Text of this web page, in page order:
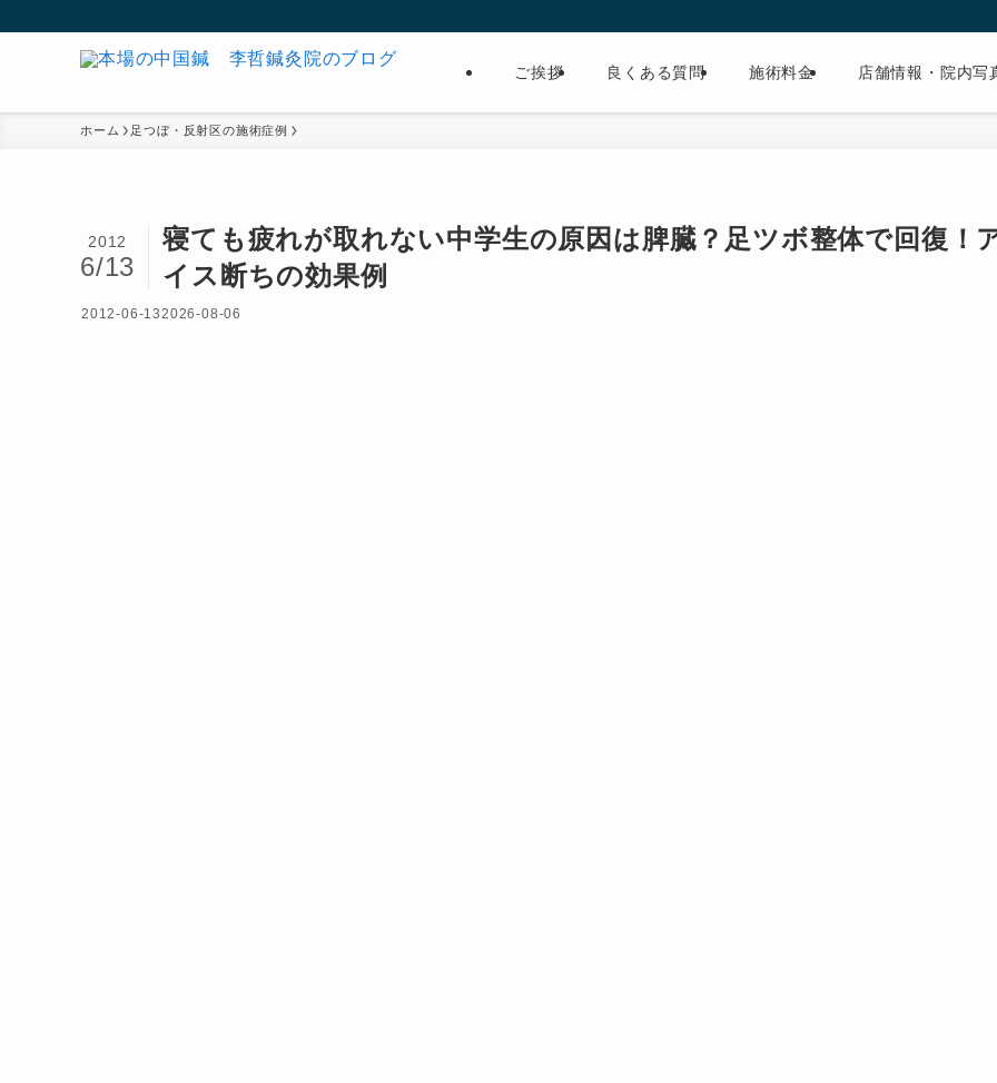
ご挨拶 良くある質問 施術料金 店舗情報・院内写
ホーム 足つぼ・反射区の施術症例
寝ても疲れが取れない中学生の原因は脾臓？足ツボ整体で回復！
イス断ちの効果例
2012
6/13
2012-06-132026-08-06